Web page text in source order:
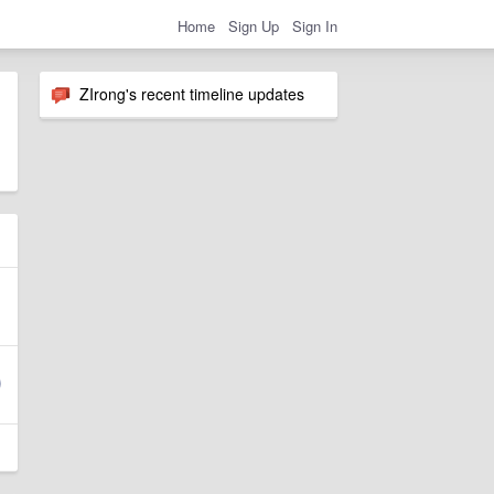
Home Sign Up Sign In
ZIrong's recent timeline updates